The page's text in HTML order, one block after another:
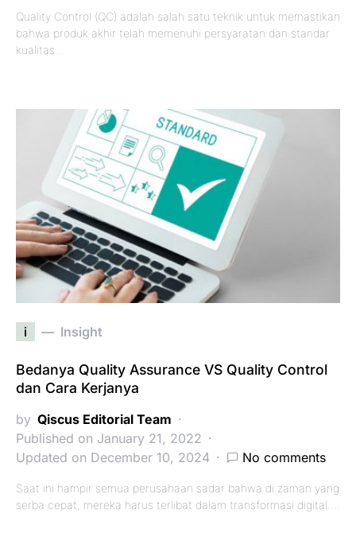
Quality Control (QC) adalah salah satu teknik untuk memastikan
bahwa produk akhir telah memenuhi persyaratan dan standar
kualitas…
i Insight
Bedanya Quality Assurance VS Quality Control
dan Cara Kerjanya
by Qiscus Editorial Team
Published on January 21, 2022
Updated on December 10, 2024
No comments
Saat ini hampir semua perusahaan sadar bahwa di zaman yang
serba cepat, mereka harus terlibat dalam transformasi digital.…